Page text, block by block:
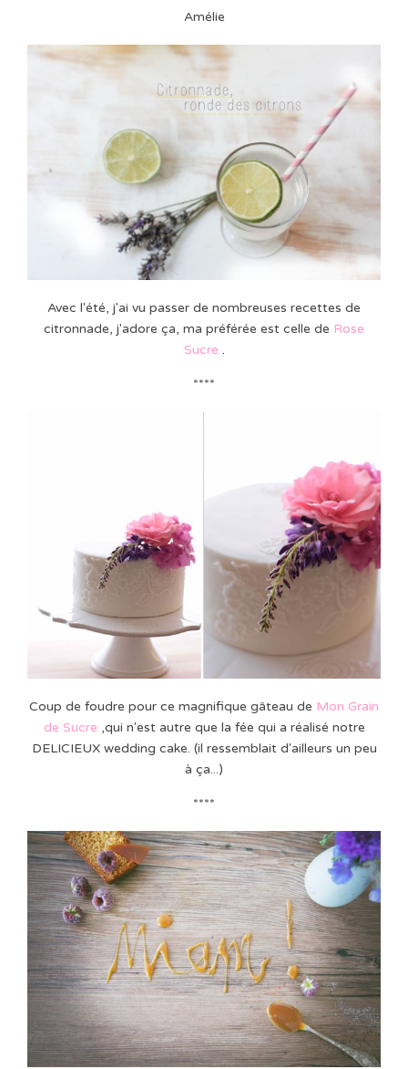
Amélie
Avec l'été, j'ai vu passer de nombreuses recettes de
citronnade, j'adore ça, ma préférée est celle de Rose
Sucre .
****
Coup de foudre pour ce magnifique gâteau de Mon Grain
de Sucre ,qui n'est autre que la fée qui a réalisé notre
DELICIEUX wedding cake. (il ressemblait d'ailleurs un peu
à ça...)
****